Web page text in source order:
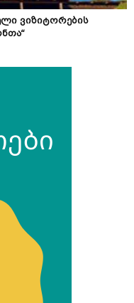
ვიზიტორების